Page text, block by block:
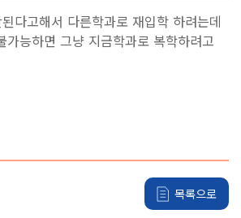
입학안내
입학안내
다고해서 다른학과로 재입학 하려는데
가능하면 그냥 지금학과로 복학하려고
목록으로